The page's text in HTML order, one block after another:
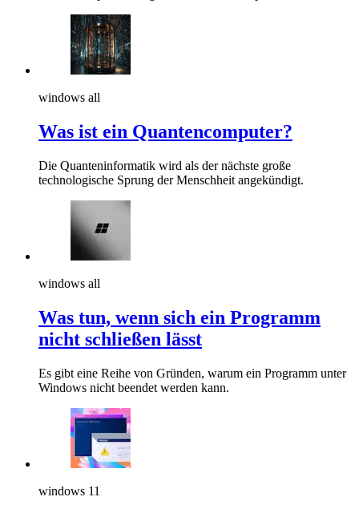
windows all
Was ist ein Quantencomputer?
Die Quanteninformatik wird als der nächste große
technologische Sprung der Menschheit angekündigt.
windows all
Was tun, wenn sich ein Programm
nicht schließen lässt
Es gibt eine Reihe von Gründen, warum ein Programm unter
Windows nicht beendet werden kann.
windows 11